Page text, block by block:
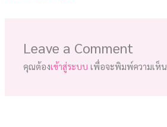
Leave a Comment
คุณต้องเข้าสู่ระบบ เพื่อจะพิมพ์ความเห็น